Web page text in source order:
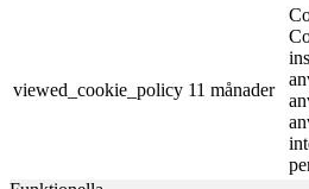
viewed_cookie_policy 11 månader